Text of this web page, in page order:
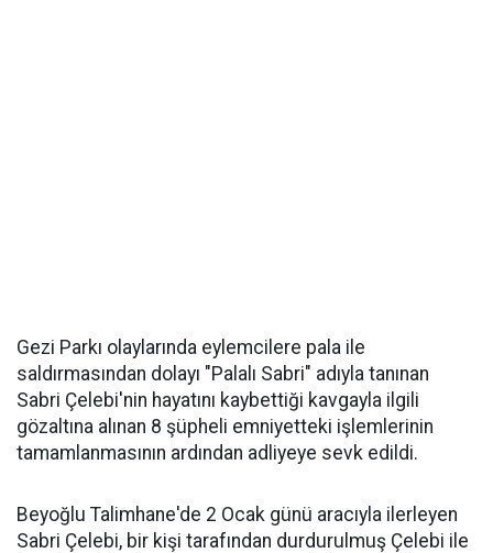
Gezi Parkı olaylarında eylemcilere pala ile
saldırmasından dolayı "Palalı Sabri" adıyla tanınan
Sabri Çelebi'nin hayatını kaybettiği kavgayla ilgili
gözaltına alınan 8 şüpheli emniyetteki işlemlerinin
tamamlanmasının ardından adliyeye sevk edildi.
Beyoğlu Talimhane'de 2 Ocak günü aracıyla ilerleyen
Sabri Çelebi, bir kişi tarafından durdurulmuş Çelebi ile